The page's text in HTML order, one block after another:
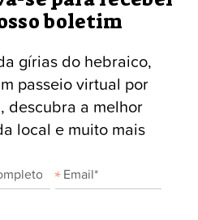
boletim
gírias do hebraico,
passeio virtual por
descubra a melhor
local e muito mais